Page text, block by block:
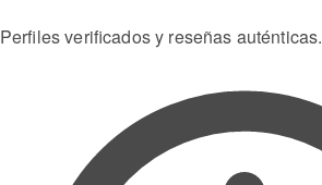
Perfiles verificados y reseñas auténticas.